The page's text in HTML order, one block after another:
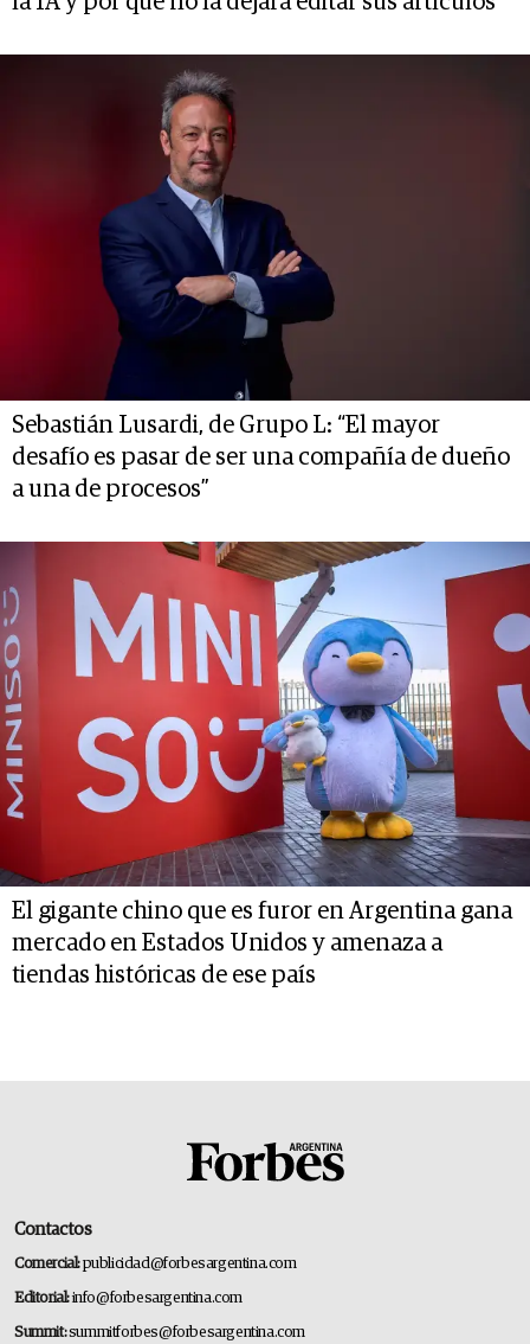
Sebastián Lusardi, de Grupo L: “El mayor
desafío es pasar de ser una compañía de dueño
a una de procesos”
El gigante chino que es furor en Argentina gana
mercado en Estados Unidos y amenaza a
tiendas históricas de ese país
Contactos
Comercial:publicidad@forbesargentina.com
Editorial:info@forbesargentina.com
Summit:summitforbes@forbesargentina.com